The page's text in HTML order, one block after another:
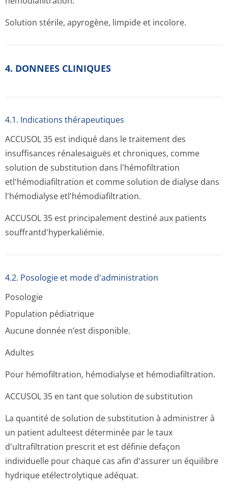
Solution stérile, apyrogène, limpide et incolore.
4. DONNEES CLINIQUES
4.1. Indications thérapeutiques
ACCUSOL 35 est indiqué dans le traitement des
insuffisances rénalesaiguës et chroniques, comme
solution de substitution dans l'hémofiltration
etl'hémodiafil­tration et comme solution de dialyse dans
l'hémodialyse etl'hémodiafil­tration.
ACCUSOL 35 est principalement destiné aux patients
souffrantd'hy­perkaliémie.
4.2. Posologie et mode d'administration
Posologie
Population pédiatrique
Aucune donnée n’est disponible.
Adultes
Pour hémofiltration, hémodialyse et hémodiafiltration.
ACCUSOL 35 en tant que solution de substitution
La quantité de solution de substitution à administrer à
un patient adulteest déterminée par le taux
d'ultrafiltration prescrit et est définie defaçon
individuelle pour chaque cas afin d'assurer un équilibre
hydrique etélectrolytique adéquat.